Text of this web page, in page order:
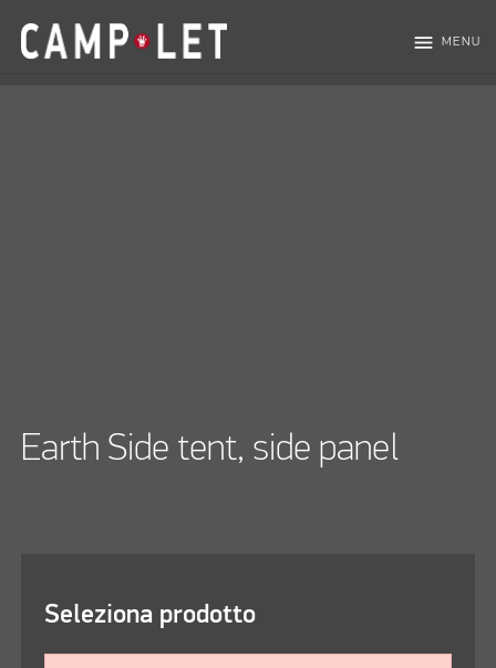
menu MENU
Earth Side tent, side panel
Seleziona prodotto